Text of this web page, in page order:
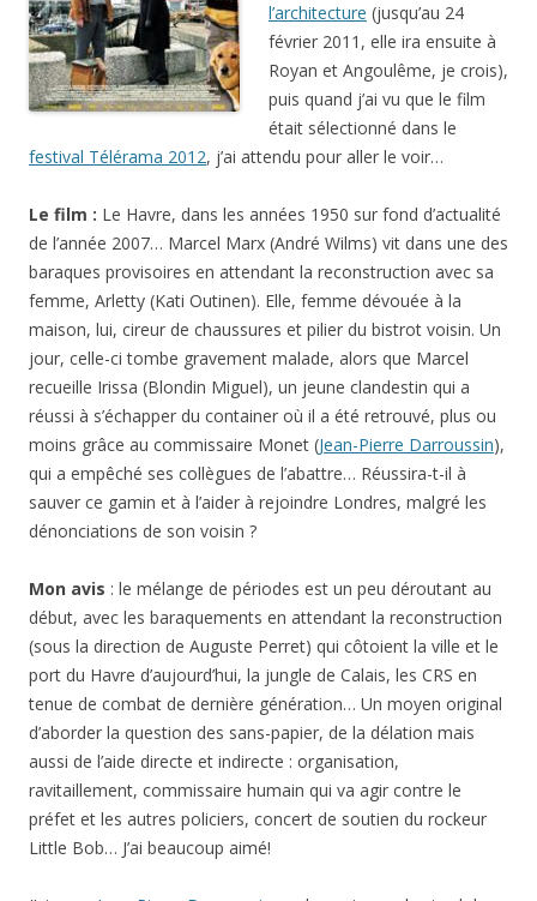
l’architecture (jusqu’au 24
février 2011, elle ira ensuite à
Royan et Angoulême, je crois),
puis quand j’ai vu que le film
était sélectionné dans le
festival Télérama 2012, j’ai attendu pour aller le voir…
Le film : Le Havre, dans les années 1950 sur fond d’actualité
de l’année 2007… Marcel Marx (André Wilms) vit dans une des
baraques provisoires en attendant la reconstruction avec sa
femme, Arletty (Kati Outinen). Elle, femme dévouée à la
maison, lui, cireur de chaussures et pilier du bistrot voisin. Un
jour, celle-ci tombe gravement malade, alors que Marcel
recueille Irissa (Blondin Miguel), un jeune clandestin qui a
réussi à s’échapper du container où il a été retrouvé, plus ou
moins grâce au commissaire Monet (Jean-Pierre Darroussin),
qui a empêché ses collègues de l’abattre… Réussira-t-il à
sauver ce gamin et à l’aider à rejoindre Londres, malgré les
dénonciations de son voisin ?
Mon avis : le mélange de périodes est un peu déroutant au
début, avec les baraquements en attendant la reconstruction
(sous la direction de Auguste Perret) qui côtoient la ville et le
port du Havre d’aujourd’hui, la jungle de Calais, les CRS en
tenue de combat de dernière génération… Un moyen original
d’aborder la question des sans-papier, de la délation mais
aussi de l’aide directe et indirecte : organisation,
ravitaillement, commissaire humain qui va agir contre le
préfet et les autres policiers, concert de soutien du rockeur
Little Bob… J’ai beaucoup aimé!